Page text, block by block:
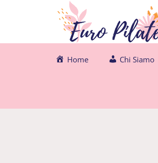
Home Chi Siamo